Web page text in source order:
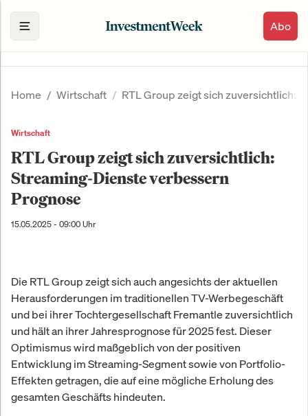
Abo
Home Wirtschaft RTL Group zeigt sich zuversichtlich:
Wirtschaft
RTL Group zeigt sich zuversichtlich:
Streaming-Dienste verbessern
Prognose
15.05.2025 - 09:00 Uhr
Die RTL Group zeigt sich auch angesichts der aktuellen
Herausforderungen im traditionellen TV-Werbegeschäft
und bei ihrer Tochtergesellschaft Fremantle zuversichtlich
und hält an ihrer Jahresprognose für 2025 fest. Dieser
Optimismus wird maßgeblich von der positiven
Entwicklung im Streaming-Segment sowie von Portfolio-
Effekten getragen, die auf eine mögliche Erholung des
gesamten Geschäfts hindeuten.